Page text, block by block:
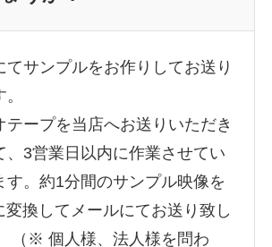
てサンプルをお作りしてお送り
テープを当店へお送りいただき
、3営業日以内に作業させてい
す。約1分間のサンプル映像を
変換してメールにてお送り致し
（※ 個人様、法人様を問わ